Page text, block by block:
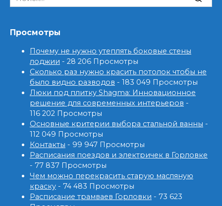
for:
Просмотры
Почему не нужно утеплять боковые стены
лоджии - 28 206 Просмотры
Сколько раз нужно красить потолок чтобы не
было видно разводов - 183 049 Просмотры
Люки под плитку Shagma: Инновационное
решение для современных интерьеров -
116 202 Просмотры
Основные критерии выбора стальной ванны -
112 049 Просмотры
Контакты - 99 947 Просмотры
Расписания поездов и электричек в Горловке
- 77 837 Просмотры
Чем можно перекрасить старую масляную
краску - 74 483 Просмотры
Расписание трамваев Горловки - 73 623